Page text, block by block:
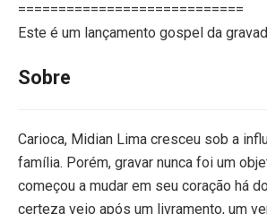
============================
Este é um lançamento gospel da
Sobre
Carioca, Midian Lima cresceu sob a
família. Porém, gravar nunca foi um
começou a mudar em seu coração há
certeza veio após um livramento, um